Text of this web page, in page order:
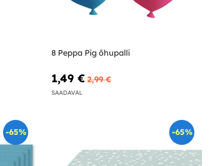
8 Peppa Pig õhupalli
1,49 € 2,99 €
SAADAVAL
-65% -65%